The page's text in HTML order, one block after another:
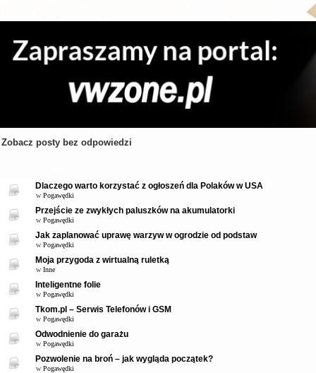
Zobacz posty bez odpowiedzi
Dlaczego warto korzystać z ogłoszeń dla Polaków w USA
w Pogawędki
Przejście ze zwykłych paluszków na akumulatorki
w Pogawędki
Jak zaplanować uprawę warzyw w ogrodzie od podstaw
w Pogawędki
Moja przygoda z wirtualną ruletką
w Inne
Inteligentne folie
w Pogawędki
Tkom.pl – Serwis Telefonów i GSM
w Pogawędki
Odwodnienie do garażu
w Pogawędki
Pozwolenie na broń – jak wygląda początek?
w Pogawędki